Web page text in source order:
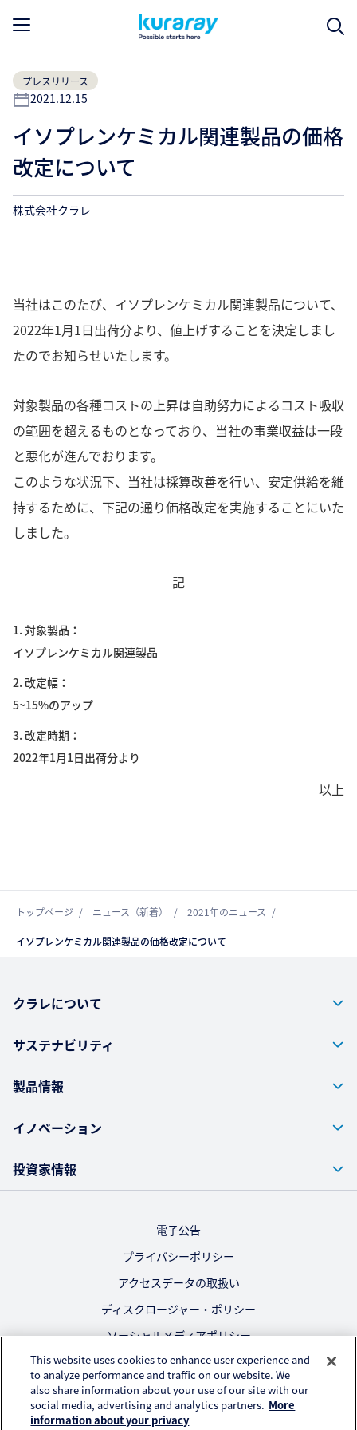
プレスリリース
2021.12.15
イソプレンケミカル関連製品の価格
改定について
株式会社クラレ
当社はこのたび、イソプレンケミカル関連製品について、
2022年1月1日出荷分より、値上げすることを決定しまし
たのでお知らせいたします。
対象製品の各種コストの上昇は自助努力によるコスト吸収
の範囲を超えるものとなっており、当社の事業収益は一段
と悪化が進んでおります。
このような状況下、当社は採算改善を行い、安定供給を維
持するために、下記の通り価格改定を実施することにいた
しました。
記
1. 対象製品
イソプレンケミカル関連製品
2. 改定幅
5~15%のアップ
3. 改定時期
2022年1月1日出荷分より
以上
トップページ ニュース（新着） 2021年のニュース
イソプレンケミカル関連製品の価格改定について
クラレについて
サステナビリティ
製品情報
イノベーション
投資家情報
電子公告
プライバシーポリシー
アクセスデータの取扱い
ディスクロージャー・ポリシー
ソーシャルメディアポリシー
ご利用にあたって
公式SNS
This website uses cookies to enhance user experience and
to analyze performance and traffic on our website. We
also share information about your use of our site with our
social media, advertising and analytics partners. More
information about your privacy